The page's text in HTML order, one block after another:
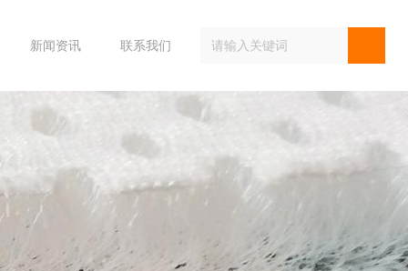
新闻资讯 联系我们